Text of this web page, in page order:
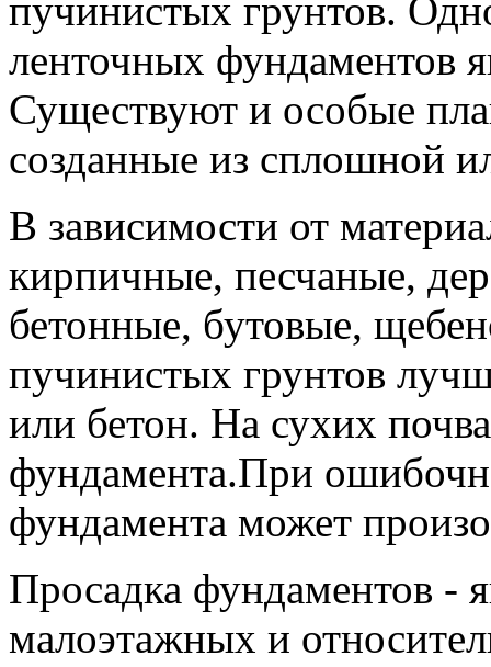
пучинистых грунтов.
ленточных фундаментов
Существуют и особые
созданные из сплошной
В зависимости от
кирпичные, песчаные,
бетонные, бутовые,
пучинистых грунтов
или бетон. На сухих
фундамента.При
фундамента может
Просадка фундаментов -
малоэтажных и